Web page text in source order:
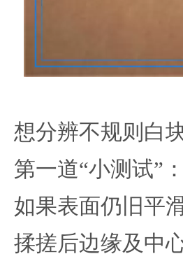
想分辨不规则白
第一道“小测试”
如果表面仍旧平
揉搓后边缘及中